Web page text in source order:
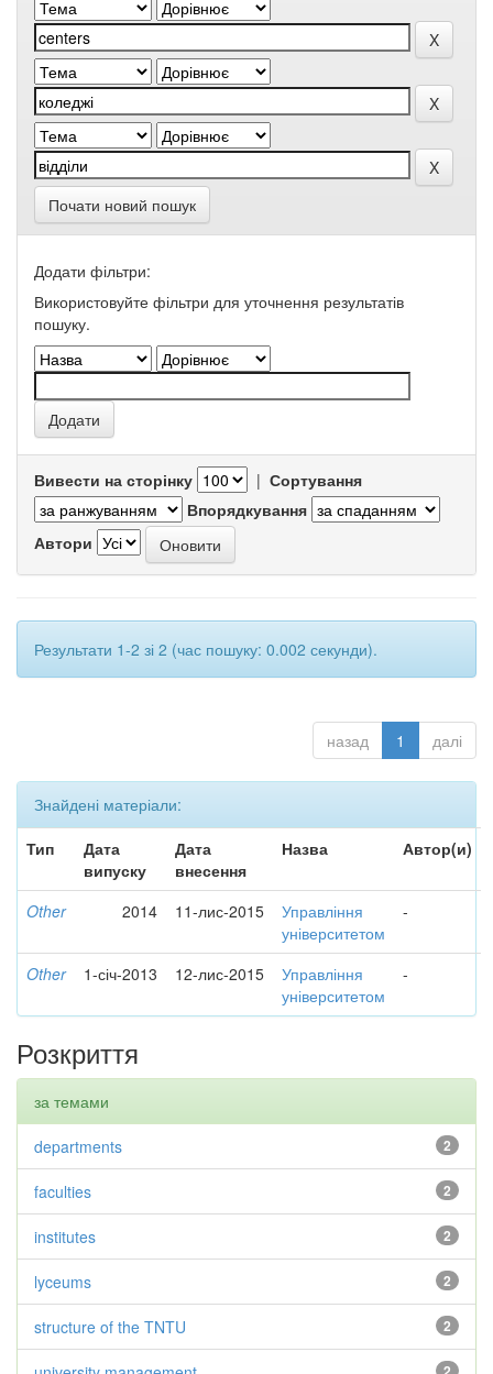
Почати новий пошук
Додати фільтри:
Використовуйте фільтри для уточнення результатів
пошуку.
Вивести на сторінку | Сортування
Впорядкування
Автори
Результати 1-2 зі 2 (час пошуку: 0.002 секунди).
назад 1 далі
Знайдені матеріали:
Тип
Дата
випуску
Дата
внесення
Назва Автор(и)
Other 2014 11-лис-2015
Управління
університетом
-
Other 1-січ-2013 12-лис-2015
Управління
університетом
-
Розкриття
за темами
2
departments
2
faculties
2
institutes
2
lyceums
2
structure of the TNTU